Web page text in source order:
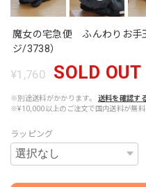
魔女の宅急便 ふんわりお手
ジ/3738）
¥1,760 SOLD OUT
※別途送料がかかります。
送料を確認す
※¥10,000以上のご注文で国内送料が無料
ラッピング